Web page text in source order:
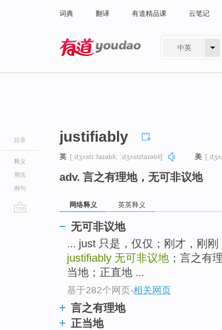
词典 翻译 有道精品课 云笔记
中英
目录
释义
用法
例句
justifiably
英 [ˌdʒʌstɪˈfaɪəbli; ˈdʒʌstɪfaɪəbli] 美
adv. 言之有理地，无可非议地
网络释义 英英释义
无可非议地
... just 只是，仅仅；刚才，刚
justifiably 无可非议地 ；言之有
当地；正直地 ...
基于282个网页-相关网页
言之有理地
正当地